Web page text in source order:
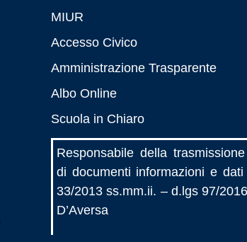
MIUR
Accesso Civico
Amministrazione Trasparente
Albo Online
Scuola in Chiaro
Responsabile della
di documenti informazioni e
33/2013 ss.mm.ii. – d.lgs 97/
D’Aversa